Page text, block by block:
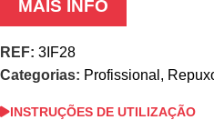
MAIS INFO
REF: 3IF28
Categorias: Profissional ,
INSTRUÇÕES DE UTILIZAÇÃO